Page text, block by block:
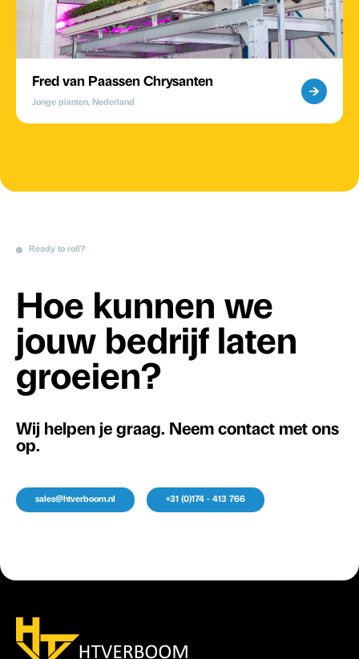
Fred van Paassen Chrysanten
Jonge planten, Nederland
Ready to roll?
Hoe kunnen we
jouw bedrijf laten
groeien?
Wij helpen je graag. Neem contact met ons
op.
sales@htverboom.nl +31 (0)174 - 413 766